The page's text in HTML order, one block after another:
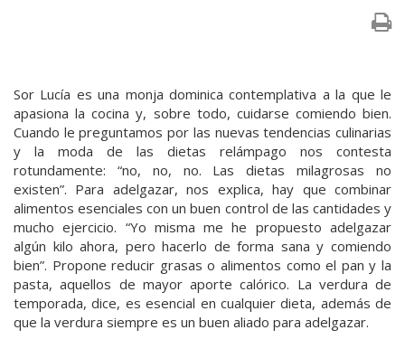
Sor Lucía es una monja dominica contemplativa a la que le
apasiona la cocina y, sobre todo, cuidarse comiendo bien.
Cuando le preguntamos por las nuevas tendencias culinarias
y la moda de las dietas relámpago nos contesta
rotundamente: “no, no, no. Las dietas milagrosas no
existen”. Para adelgazar, nos explica, hay que combinar
alimentos esenciales con un buen control de las cantidades y
mucho ejercicio. “Yo misma me he propuesto adelgazar
algún kilo ahora, pero hacerlo de forma sana y comiendo
bien”. Propone reducir grasas o alimentos como el pan y la
pasta, aquellos de mayor aporte calórico. La verdura de
temporada, dice, es esencial en cualquier dieta, además de
que la verdura siempre es un buen aliado para adelgazar.